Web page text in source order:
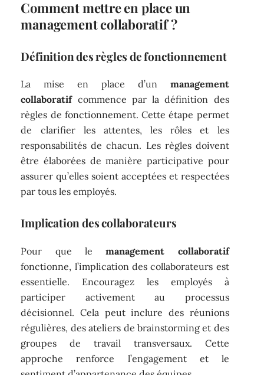
Comment mettre en place un
management collaboratif ?
Définition des règles de fonctionnement
La mise en place d’un management
collaboratifcommence par la définition des
règles de fonctionnement. Cette étape permet
de clarifier les attentes, les rôles et les
responsabilités de chacun. Les règles doivent
être élaborées de manière participative pour
assurer qu’elles soient acceptées et respectées
par tous les employés.
Implication des collaborateurs
Pour que lemanagement collaboratif
fonctionne, l’implication des collaborateurs est
essentielle. Encouragez les employés à
participer activement au processus
décisionnel. Cela peut inclure des réunions
régulières, des ateliers de brainstorming et des
groupes de travail transversaux. Cette
approche renforce l’engagement et le